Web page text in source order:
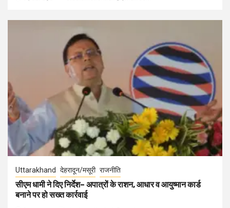
Uttarakhand देहरादून/मसूरी राजनीति
सीएम धामी ने दिए निर्देश– अपात्रों के राशन, आधार व आयुष्मान कार्ड
बनाने पर हो सख्त कार्रवाई